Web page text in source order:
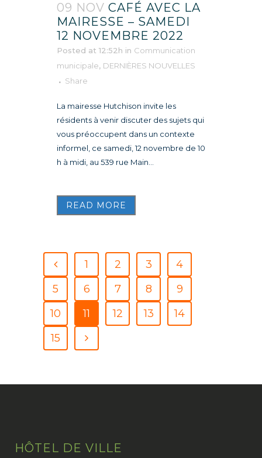
09 NOV CAFÉ AVEC LA
MAIRESSE – SAMEDI
12 NOVEMBRE 2022
Posted at 12:52h in Communication
municipale, DERNIÈRES NOUVELLES
Share
La mairesse Hutchison invite les
résidents à venir discuter des sujets qui
vous préoccupent dans un contexte
informel, ce samedi, 12 novembre de 10
h à midi, au 539 rue Main...
READ MORE
1 2 3
4
5
6 7 8
9
10
11 12 13
14
15
HÔTEL DE VILLE